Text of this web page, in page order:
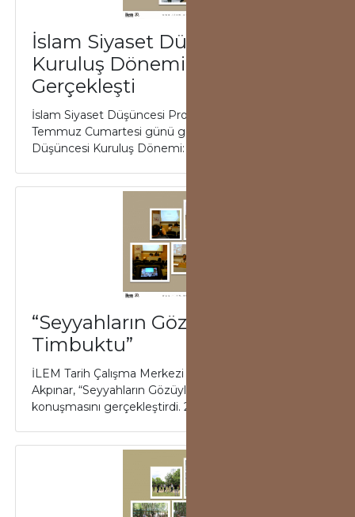
İslam Siyaset Düşüncesi
Kuruluş Dönemi Çalıştayı
Gerçekleşti
İslam Siyaset Düşüncesi Projesi (İSD) kapsamında 2
Temmuz Cumartesi günü gerçekleşen İslam Siyaset
Düşüncesi Kuruluş Dönemi: Risaleler ve Te...
“Seyyahların Gözüyle
Timbuktu”
İLEM Tarih Çalışma Merkezi sunumlarında Fatma
Akpınar, “Seyyahların Gözüyle Timbuktu” başlıklı
konuşmasını gerçekleştirdi. 23 Haziran 2022 P...